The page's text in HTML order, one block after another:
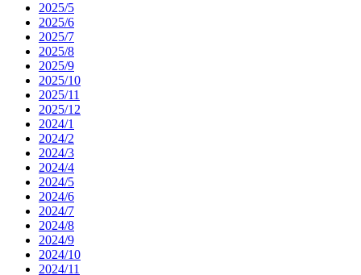
2025/5
2025/6
2025/7
2025/8
2025/9
2025/10
2025/11
2025/12
2024/1
2024/2
2024/3
2024/4
2024/5
2024/6
2024/7
2024/8
2024/9
2024/10
2024/11